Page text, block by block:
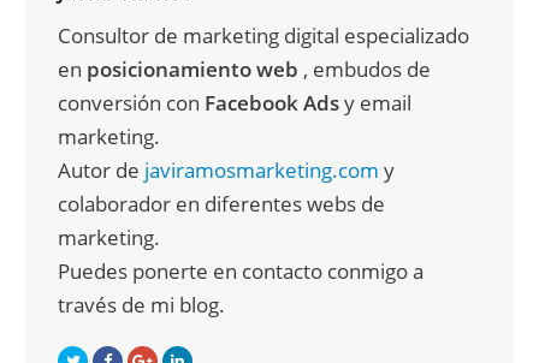
Consultor de marketing digital especializado
en posicionamiento web , embudos de
conversión con Facebook Adsy email
marketing.
Autor de javiramosmarketing.com y
colaborador en diferentes webs de
marketing.
Puedes ponerte en contacto conmigo a
través de mi blog.